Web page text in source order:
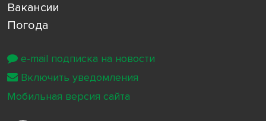
Вакансии
Погода
e-mail подписка на новости
Включить уведомления
Мобильная версия сайта